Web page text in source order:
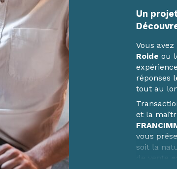
Un
Vous
Roide ou
réponses
tout au
et la
vous
soit la
de vente